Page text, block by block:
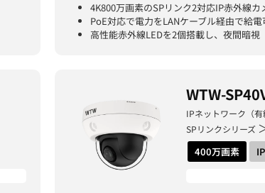
4K800万画素のSPリンク2対応IP赤外線カ
PoE対応で電力をLANケーブル経由で給電
高性能赤外線LEDを2個搭載し、夜間暗視
WTW-
IPネットワーク（有
SPリンクシリーズ
400万画素